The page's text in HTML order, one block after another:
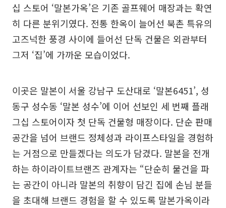
십 스토어 ‘말본가옥’은 기존 골프웨어 매장과는 확연
히 다른 분위기였다. 전통 한옥이 늘어선 북촌 특유의
고즈넉한 풍경 사이에 들어선 단독 건물은 외관부터
그저 ‘집’에 가까운 모습이었다.
이곳은 말본이 서울 강남구 도산대로 ‘말본6451’, 성
동구 성수동 ‘말본 성수’에 이어 선보인 세 번째 플래
그십 스토어이자 첫 단독 건물형 매장이다. 단순 판매
공간을 넘어 브랜드 정체성과 라이프스타일을 경험하
는 거점으로 만들겠다는 의도가 담겼다. 말본을 전개
하는 하이라이트브랜즈 관계자는 “단순히 물건을 파
는 공간이 아니라 말본의 취향이 담긴 집에 손님 분들
을 초대해 브랜드 경험을 할 수 있도록 말본가옥이라